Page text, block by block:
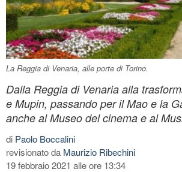
La Reggia di Venaria, alle porte di Torino.
Dalla Reggia di Venaria alla
e Mupin, passando per il Mao e la
anche al Museo del cinema e al
di Paolo Boccalini
revisionato da Maurizio Ribechini
19 febbraio 2021 alle ore 13:34